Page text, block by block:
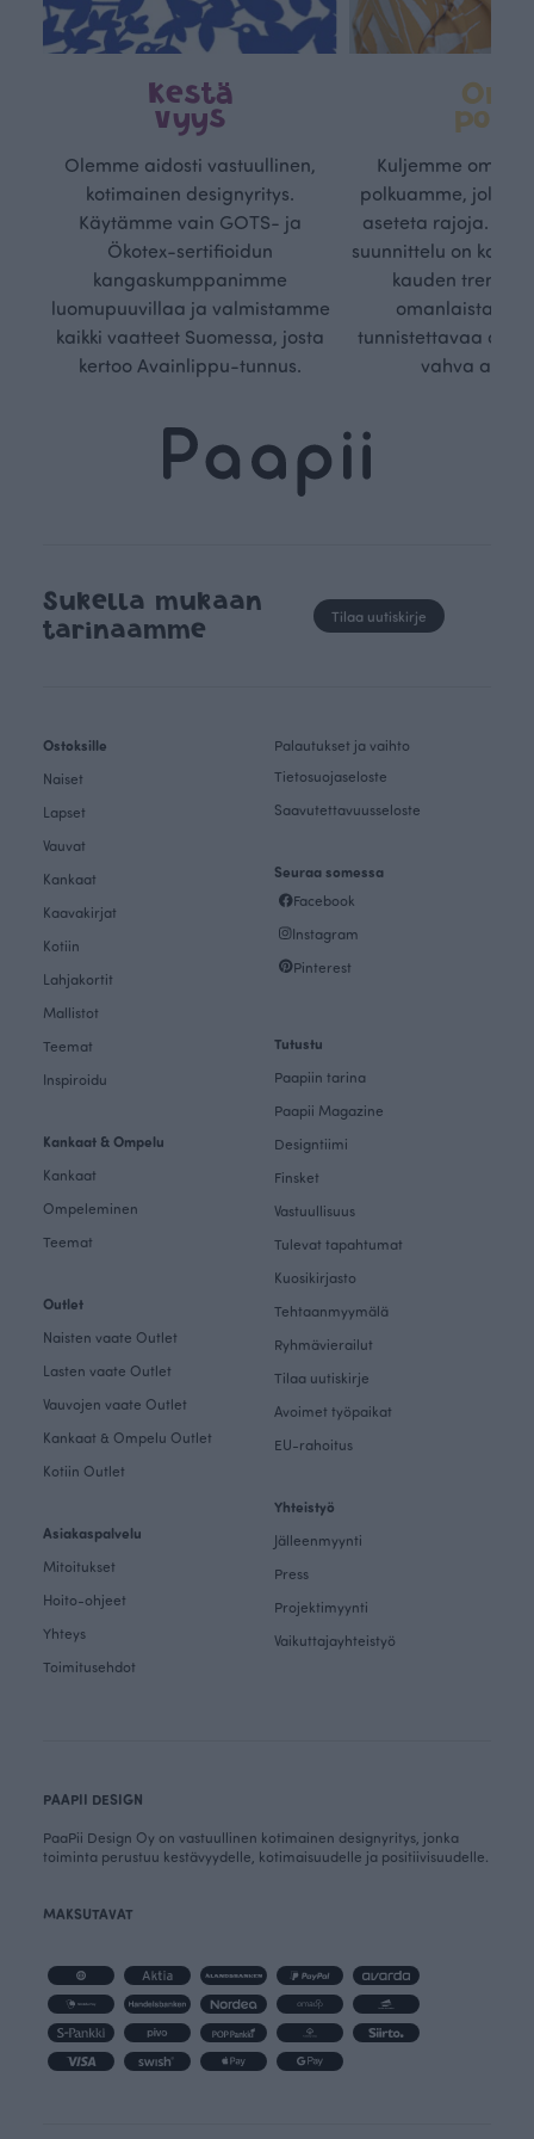
Kestä
vyys
Olemme aidosti vastuullinen,
kotimainen designyritys.
Käytämme vain GOTS- ja
Ökotex-sertifioidun
kangaskumppanimme
luomupuuvillaa ja valmistamme
kaikki vaatteet Suomessa, josta
kertoo Avainlippu-tunnus.
Oma
Kuljemme omaa,
polkuamme, jolla
aseteta rajoja.
suunnittelu on
kauden
omanlaista,
tunnistettavaa
vahva
Sukella mukaan
tarinaamme
Tilaa uutiskirje
Ostoksille
Naiset
Lapset
Vauvat
Kankaat
Kaavakirjat
Kotiin
Lahjakortit
Mallistot
Teemat
Inspiroidu
Kankaat & Ompelu
Kankaat
Ompeleminen
Teemat
Outlet
Naisten vaate Outlet
Lasten vaate Outlet
Vauvojen vaate Outlet
Kankaat & Ompelu Outlet
Kotiin Outlet
Asiakaspalvelu
Mitoitukset
Hoito-ohjeet
Yhteys
Toimitusehdot
Palautukset ja vaihto
Tietosuojaseloste
Saavutettavuusseloste
Seuraa somessa
Facebook
Instagram
Pinterest
Tutustu
Paapiin tarina
Paapii Magazine
Designtiimi
Finsket
Vastuullisuus
Tulevat tapahtumat
Kuosikirjasto
Tehtaanmyymälä
Ryhmävierailut
Tilaa uutiskirje
Avoimet työpaikat
EU-rahoitus
Yhteistyö
Jälleenmyynti
Press
Projektimyynti
Vaikuttajayhteistyö
PAAPII DESIGN
PaaPii Design Oy on vastuullinen kotimainen designyritys, jonka
toiminta perustuu kestävyydelle, kotimaisuudelle ja positiivisuudelle.
MAKSUTAVAT